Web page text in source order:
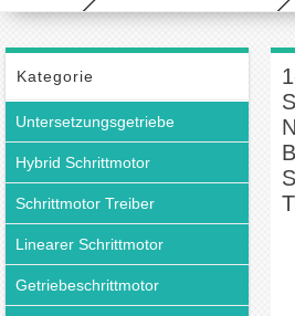
Treiber
Kategorie
Untersetzungsgetriebe
Hybrid Schrittmotor
Schrittmotor Treiber
Linearer Schrittmotor
Getriebeschrittmotor